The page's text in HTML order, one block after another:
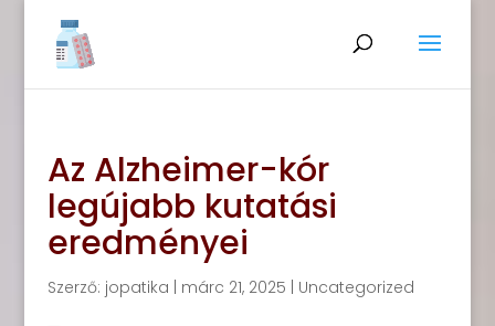
Az Alzheimer-kór
legújabb kutatási
eredményei
Szerző: jopatika márc 21, 2025 Uncategorized